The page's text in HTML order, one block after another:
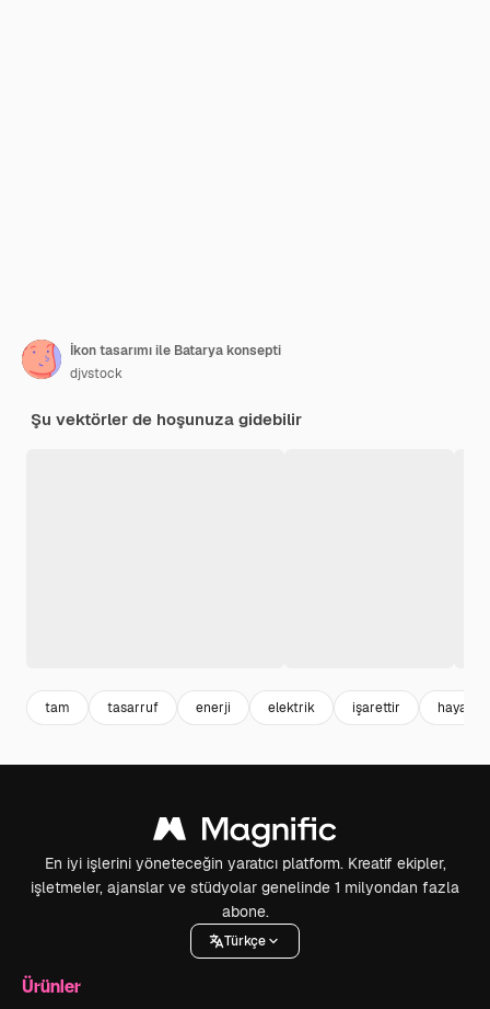
İkon tasarımı ile Batarya konsepti
djvstock
Şu vektörler de hoşunuza gidebilir
tam tasarruf enerji elektrik işarettir hayat
En iyi işlerini yöneteceğin yaratıcı platform. Kreatif ekipler,
işletmeler, ajanslar ve stüdyolar genelinde 1 milyondan fazla
abone.
Türkçe
Ürünler